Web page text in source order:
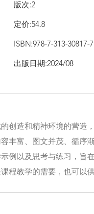
版次:2
定价:54.8
ISBN:978-7-313-30817-7
出版日期:2024/08
创造和精神环境的营造
丰富、图文并茂、循序
例以及思考与练习，旨
程教学的需要，也可以